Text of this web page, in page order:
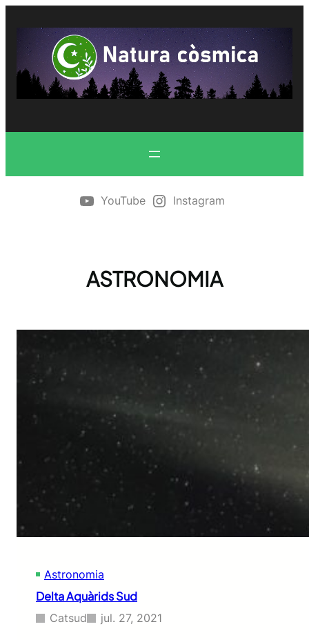
contingut
YouTube Instagram
ASTRONOMIA
Astronomia
Delta Aquàrids Sud
Catsud jul. 27, 2021